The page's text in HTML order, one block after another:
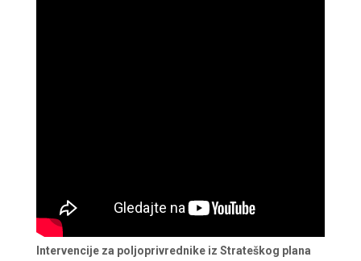
Intervencije za poljoprivrednike iz Strateškog plana